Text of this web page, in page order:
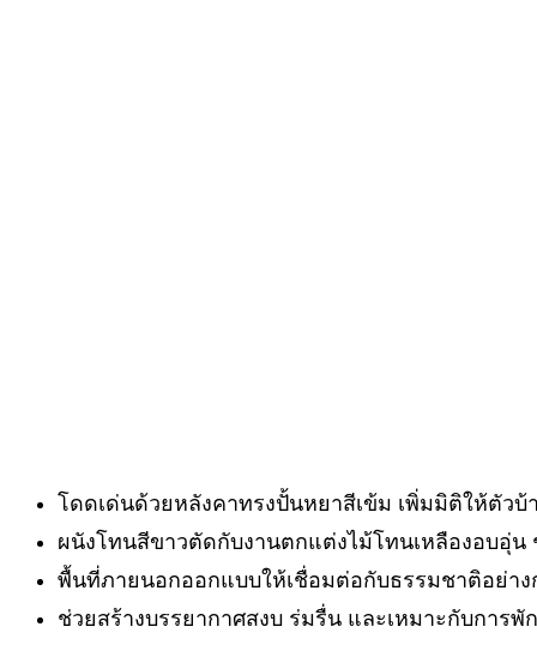
โดดเด่นด้วยหลังคาทรงปั้นหยาสีเข้ม เพิ่มมิติให้ตัว
ผนังโทนสีขาวตัดกับงานตกแต่งไม้โทนเหลืองอบอุ่
พื้นที่ภายนอกออกแบบให้เชื่อมต่อกับธรรมชาติอย่า
ช่วยสร้างบรรยากาศสงบ ร่มรื่น และเหมาะกับการ